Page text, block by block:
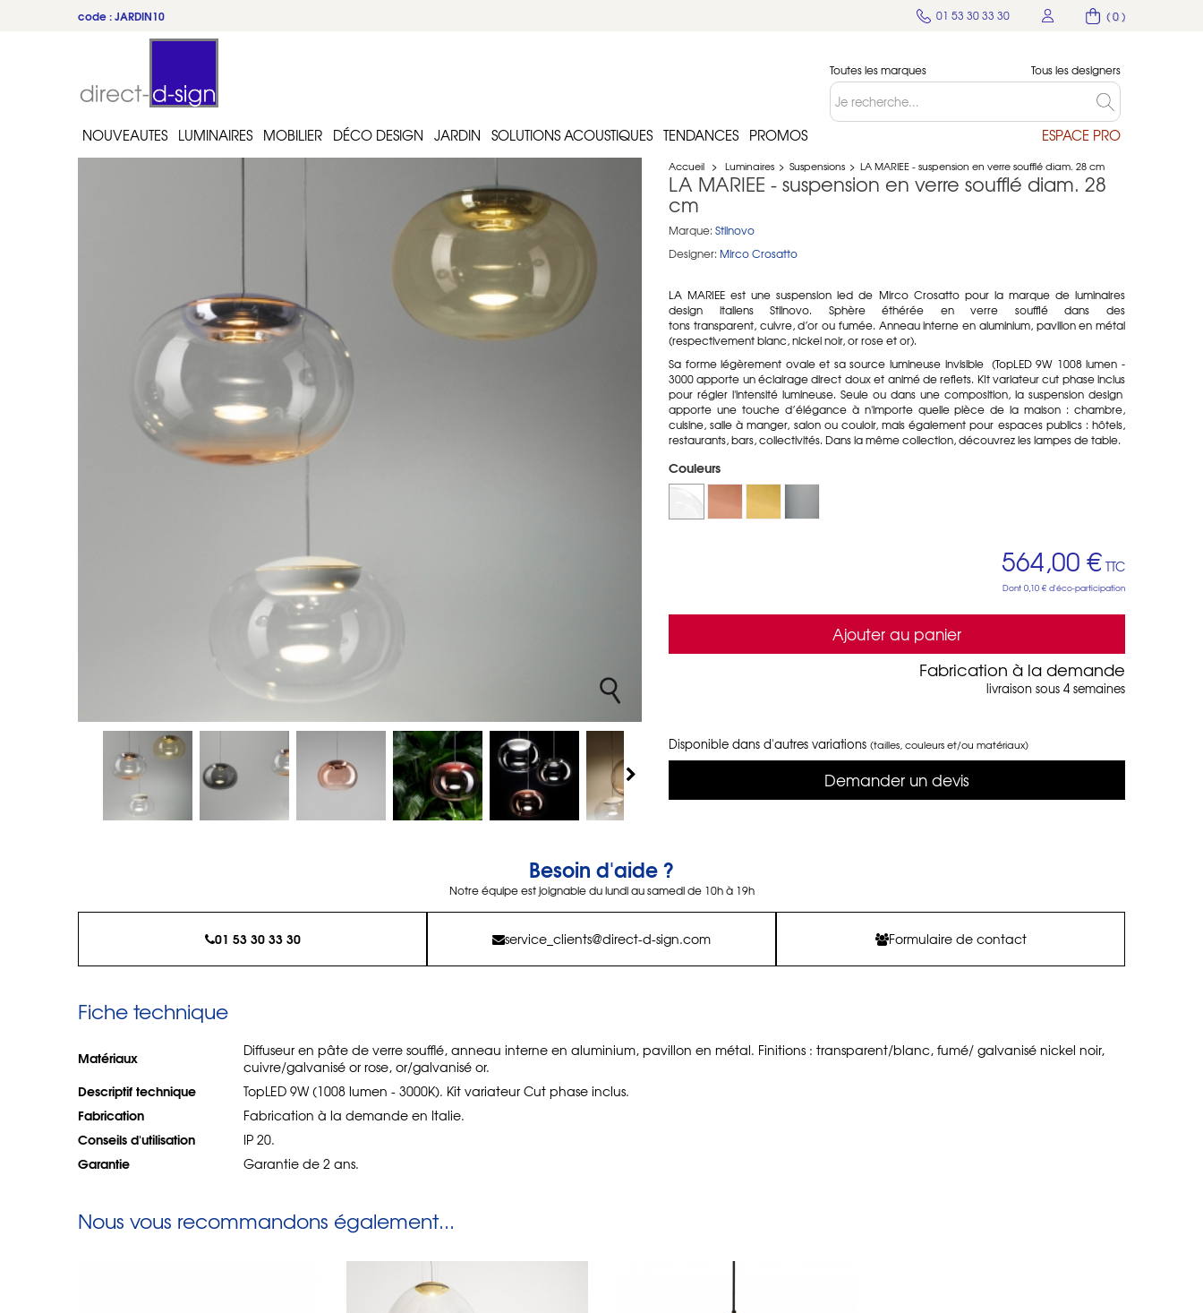
( 0 )
01 53 30 33 30
code : JARDIN10
Toutes les marques Tous les designers
NOUVEAUTES LUMINAIRES MOBILIER DÉCO DESIGN JARDIN SOLUTIONS ACOUSTIQUES TENDANCES PROMOS ESPACE PRO
Accueil > Luminaires > Suspensions > LA MARIEE - suspension en verre soufflé diam. 28 cm
LA MARIEE - suspension en verre soufflé diam. 28
cm
Marque: Stilnovo
Designer: Mirco Crosatto
LA MARIEE est une suspension led de Mirco Crosatto pour la marque de luminaires
design italiens Stilnovo. Sphère éthérée en verre soufflé dans des
tons transparent, cuivre, d’or ou fumée. Anneau interne en aluminium, pavillon en métal
(respectivement blanc, nickel noir, or rose et or).
Sa forme légèrement ovale et sa source lumineuse invisible (TopLED 9W 1008 lumen -
3000 apporte un éclairage direct doux et animé de reflets. KIt variateur cut phase inclus
pour régler l'intensité lumineuse. Seule ou dans une composition, la suspension design
apporte une touche d’élégance à n'importe quelle pièce de la maison : chambre,
cuisine, salle à manger, salon ou couloir, mais également pour espaces publics : hôtels,
restaurants, bars, collectivités. Dans la même collection, découvrez les lampes de table.
Couleurs
564,00 € TTC
Dont 0,10 € d'éco-participation
Ajouter au panier
Fabrication à la demande
livraison sous 4 semaines
Disponible dans d'autres variations (tailles, couleurs et/ou matériaux)
Demander un devis
Besoin d'aide ?
Notre équipe est joignable du lundi au samedi de 10h à 19h
01 53 30 33 30 service_clients@direct-d-sign.com Formulaire de contact
Fiche technique
Matériaux
Diffuseur en pâte de verre soufflé, anneau interne en aluminium, pavillon en métal. Finitions : transparent/blanc, fumé/ galvanisé nickel noir,
cuivre/galvanisé or rose, or/galvanisé or.
Descriptif technique TopLED 9W (1008 lumen - 3000K). Kit variateur Cut phase inclus.
Fabrication Fabrication à la demande en Italie.
Conseils d'utilisation IP 20.
Garantie Garantie de 2 ans.
Nous vous recommandons également...